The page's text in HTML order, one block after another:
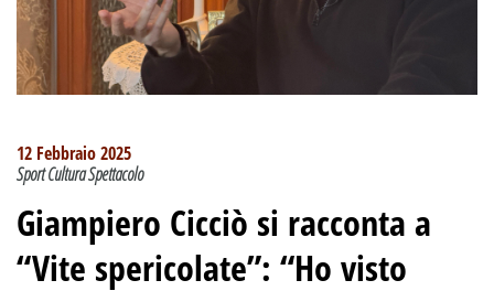
12 Febbraio 2025
Sport Cultura Spettacolo
Giampiero Cicciò si racconta a
“Vite spericolate”: “Ho visto